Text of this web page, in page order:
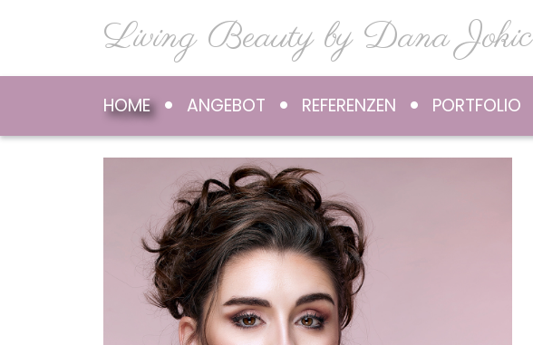
Living Beauty by Dana Jokic
HOME ANGEBOT REFERENZEN PORTFOLIO